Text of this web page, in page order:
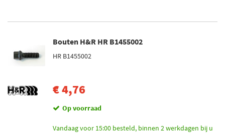
Bouten H&R HR B1455002
HR B1455002
€ 4,76
Op voorraad
Vandaag voor 15:00 besteld, binnen 2 werkdagen bij u